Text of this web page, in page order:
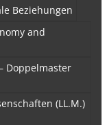
Beziehungen
and
Doppelmaster
(LL.M.)